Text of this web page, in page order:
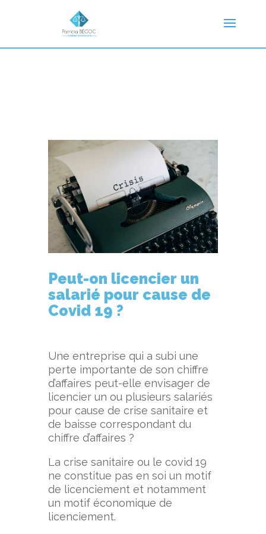
Peut-on licencier un
salarié pour cause de
Covid 19 ?
Une entreprise qui a subi une
perte importante de son chiffre
d’affaires peut-elle envisager de
licencier un ou plusieurs salariés
pour cause de crise sanitaire et
de baisse correspondant du
chiffre d’affaires ?
La crise sanitaire ou le covid 19
ne constitue pas en soi un motif
de licenciement et notamment
un motif économique de
licenciement.